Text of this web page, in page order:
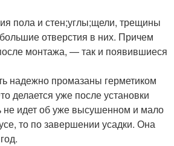
пола и стен;углы;щели, трещины
отверстия в них. Причем
монтажа, — так и появившиеся
надежно промазаны герметиком
делается уже после установки
не идет об уже высушенном и мало
то по завершении усадки. Она